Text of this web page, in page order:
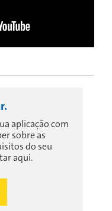
aplicação com
sobre as
do seu
aqui.